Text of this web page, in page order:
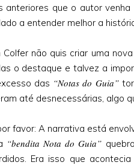
anteriores que o autor
a entender melhor a
Colfer não quis criar uma
o destaque e talvez a
das “Notas do Guia”
até desnecessárias, algo
favor: A narrativa está
“bendita Nota do Guia”
Era isso que